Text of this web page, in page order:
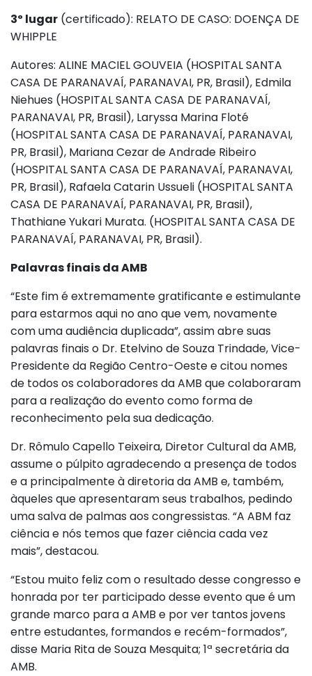
3º lugar (certificado): RELATO DE CASO: DOENÇA DE
WHIPPLE
Autores: ALINE MACIEL GOUVEIA (HOSPITAL SANTA
CASA DE PARANAVAÍ, PARANAVAI, PR, Brasil), Edmila
Niehues (HOSPITAL SANTA CASA DE PARANAVAÍ,
PARANAVAI, PR, Brasil), Laryssa Marina Floté
(HOSPITAL SANTA CASA DE PARANAVAÍ, PARANAVAI,
PR, Brasil), Mariana Cezar de Andrade Ribeiro
(HOSPITAL SANTA CASA DE PARANAVAÍ, PARANAVAI,
PR, Brasil), Rafaela Catarin Ussueli (HOSPITAL SANTA
CASA DE PARANAVAÍ, PARANAVAI, PR, Brasil),
Thathiane Yukari Murata. (HOSPITAL SANTA CASA DE
PARANAVAÍ, PARANAVAI, PR, Brasil).
Palavras finais da AMB
“Este fim é extremamente gratificante e estimulante
para estarmos aqui no ano que vem, novamente
com uma audiência duplicada”, assim abre suas
palavras finais o Dr. Etelvino de Souza Trindade, Vice-
Presidente da Região Centro-Oeste e citou nomes
de todos os colaboradores da AMB que colaboraram
para a realização do evento como forma de
reconhecimento pela sua dedicação.
Dr. Rômulo Capello Teixeira, Diretor Cultural da AMB,
assume o púlpito agradecendo a presença de todos
e a principalmente à diretoria da AMB e, também,
àqueles que apresentaram seus trabalhos, pedindo
uma salva de palmas aos congressistas. “A ABM faz
ciência e nós temos que fazer ciência cada vez
mais”, destacou.
“Estou muito feliz com o resultado desse congresso e
honrada por ter participado desse evento que é um
grande marco para a AMB e por ver tantos jovens
entre estudantes, formandos e recém-formados”,
disse Maria Rita de Souza Mesquita; 1ª secretária da
AMB.